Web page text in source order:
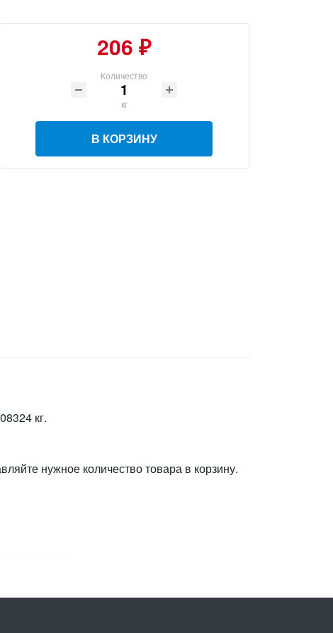
206 ₽
Количество
кг
В КОРЗИНУ
кг.
нужное количество товара в корзину.